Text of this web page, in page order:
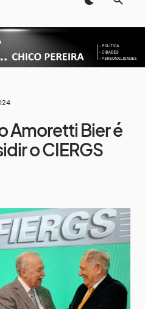
Amoretti Bier é
o CIERGS